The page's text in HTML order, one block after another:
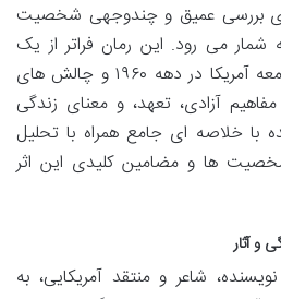
بررسی عمیق و چندوجهی شخصیت
می رود. این رمان فراتر از یک
داستان ساده، آینه ای از جامعه آمریکا در دهه ۱۹۶۰ و چالش های
آزادی، تعهد، و معنای زندگی
با خلاصه ای جامع همراه با تحلیل
ها و مضامین کلیدی این اثر
و آثار
(۱۹۳۲-۲۰۰۹)، نویسنده، شاعر و منتقد آمریکایی، به